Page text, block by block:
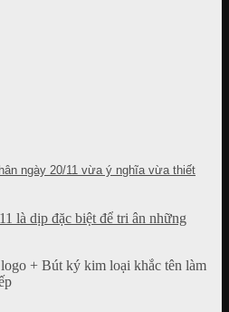
ngày 20/11 vừa ý nghĩa vừa thiết
là dịp đặc biệt để tri ân những